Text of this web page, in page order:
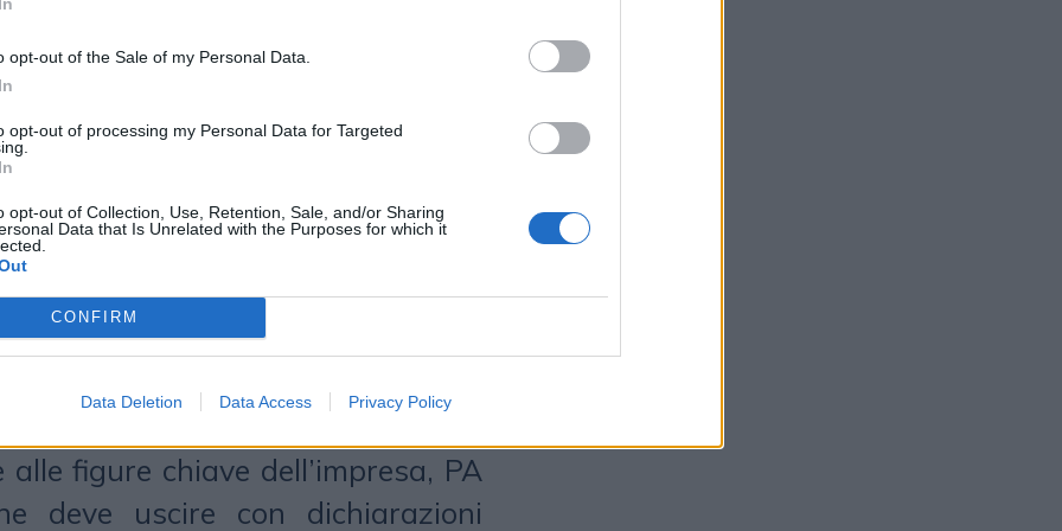
opt-out of the Sale of my Personal Data.
opt-out of processing my Personal Data for Targeted
opt-out of Collection, Use, Retention, Sale, and/or Sharing
Data that Is Unrelated with the Purposes for which it
CONFIRM
Data Deletion Data Access Privacy Policy
fondamentale costruire una
comunicazione differente con
prosegue Anzalone, "per
mitigare, gestire l’attacco
in tempo reale o in tempi
dell’innesco. Capacità di
ma anche di gestione
alto dell’attenzione e
figure chiave dell’impresa, PA
deve uscire con dichiarazioni